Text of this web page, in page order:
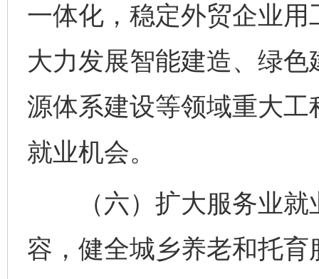
一体化，稳定外贸企业
大力发展智能建造、绿
源体系建设等领域重大
就业机会。
（六）扩大服务业就
容，健全城乡养老和托